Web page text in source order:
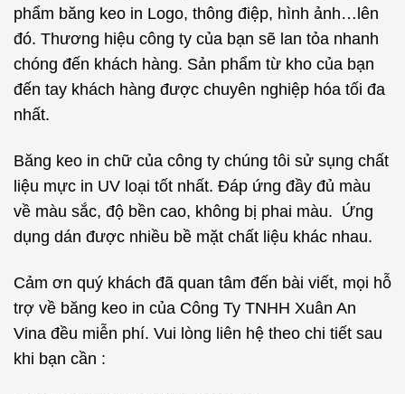
phẩm băng keo in Logo, thông điệp, hình ảnh…lên
đó. Thương hiệu công ty của bạn sẽ lan tỏa nhanh
chóng đến khách hàng. Sản phẩm từ kho của bạn
đến tay khách hàng được chuyên nghiệp hóa tối đa
nhất.
Băng keo in chữ của công ty chúng tôi sử sụng chất
liệu mực in UV loại tốt nhất. Đáp ứng đầy đủ màu
về màu sắc, độ bền cao, không bị phai màu. Ứng
dụng dán được nhiều bề mặt chất liệu khác nhau.
Cảm ơn quý khách đã quan tâm đến bài viết, mọi hỗ
trợ về băng keo in của Công Ty TNHH Xuân An
Vina đều miễn phí. Vui lòng liên hệ theo chi tiết sau
khi bạn cần :